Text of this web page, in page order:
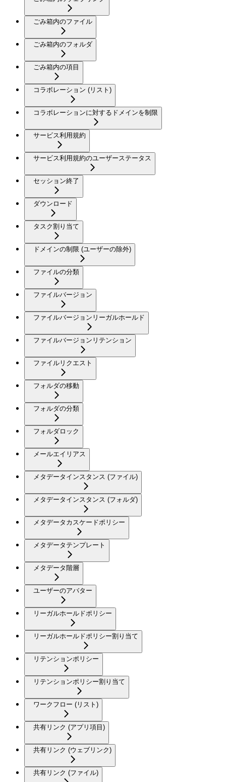
ごみ箱内のファイル
ごみ箱内のフォルダ
ごみ箱内の項目
コラボレーション (リスト)
コラボレーションに対するドメインを制限
サービス利用規約
サービス利用規約のユーザーステータス
セッション終了
ダウンロード
タスク割り当て
ドメインの制限 (ユーザーの除外)
ファイルの分類
ファイルバージョン
ファイルバージョンリーガルホールド
ファイルバージョンリテンション
ファイルリクエスト
フォルダの移動
フォルダの分類
フォルダロック
メールエイリアス
メタデータインスタンス (ファイル)
メタデータインスタンス (フォルダ)
メタデータカスケードポリシー
メタデータテンプレート
メタデータ階層
ユーザーのアバター
リーガルホールドポリシー
リーガルホールドポリシー割り当て
リテンションポリシー
リテンションポリシー割り当て
ワークフロー (リスト)
共有リンク (アプリ項目)
共有リンク (ウェブリンク)
共有リンク (ファイル)